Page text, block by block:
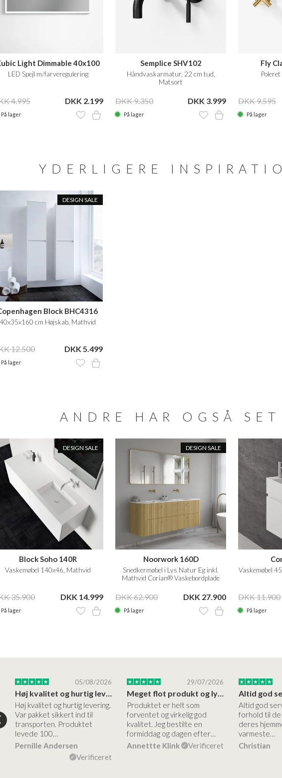
Light Dimmable 40x100
LED Spejl m/farveregulering
4.995 DKK 2.199
På lager
Semplice SHV102
Håndvaskarmatur, 22 cm tud,
Matsort
DKK 9.350 DKK 3.999
På lager
Fly
DKK 9.595
På lager
YDERLIGERE
DESIGN SALE
Block BHC4316
40x35x160 cm Højskab, Mathvid
12.500 DKK 5.499
På lager
ANDRE HAR OGSÅ SET
DESIGN SALE
Block Soho 140R
Vaskemøbel 140x46, Mathvid
35.900 DKK 14.999
På lager
DESIGN SALE
Noorwork 160D
Snedkermøbel i Lys Natur Eg inkl.
Mathvid Corian® Vaskebordplade
DKK 62.900 DKK 27.900
På lager
Vaskemøbel
DKK 11.900
På lager
05/08/2026
Høj kvalitet og hurtig levering
Høj kvalitet og hurtig levering.
Var pakket sikkert ind til
transporten. Produktet
levede 100…
Pernille Andersen
Verificeret
29/07/2026
Meget flot produkt og lynhurtigt levering
Produktet er helt som
forventet og virkelig god
kvalitet. Jeg bestilte en
formiddag og dagen efter…
Annettte Klink
Verificeret
Altid god
forhold til de
deres
varmeste…
Christian